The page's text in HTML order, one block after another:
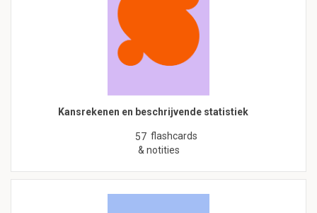
Kansrekenen en beschrijvende statistiek
57 flashcards
& notities